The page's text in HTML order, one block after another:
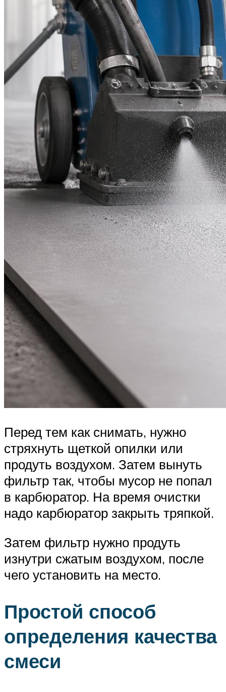
Перед тем как снимать, нужно
стряхнуть щеткой опилки или
продуть воздухом. Затем вынуть
фильтр так, чтобы мусор не попал
в карбюратор. На время очистки
надо карбюратор закрыть тряпкой.
Затем фильтр нужно продуть
изнутри сжатым воздухом, после
чего установить на место.
Простой способ
определения качества
смеси